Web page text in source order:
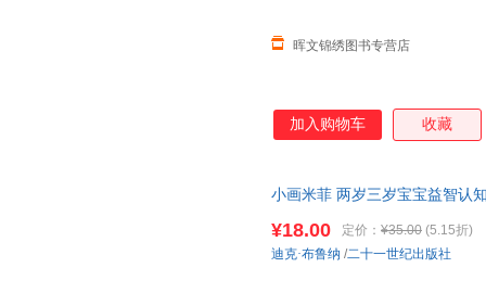
晖文锦绣图书专营店
加入购物车 收藏
小画米菲 两岁三岁宝宝益智认
¥18.00 定价： ¥35.00 (5.15折)
迪克·布鲁纳 /二十一世纪出版社